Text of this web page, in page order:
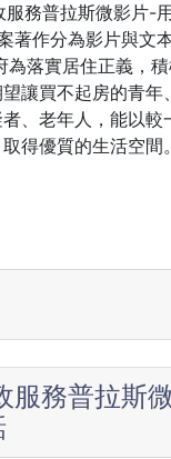
務普拉斯微影片-
著作分為影片與文
為落實居住正義，
讓買不起房的青年
、老年人，能以較
得優質的生活空間
服務普拉斯